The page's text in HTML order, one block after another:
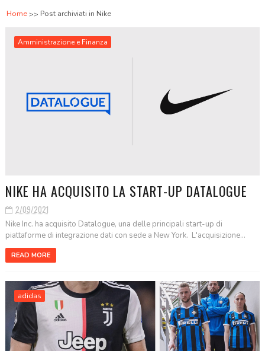
Home Post archiviati in Nike
Amministrazione e Finanza
NIKE HA ACQUISITO LA START-UP DATALOGUE
2/09/2021
Nike Inc. ha acquisito Datalogue, una delle principali start-up di
piattaforme di integrazione dati con sede a New York. L'acquisizione...
READ MORE
adidas